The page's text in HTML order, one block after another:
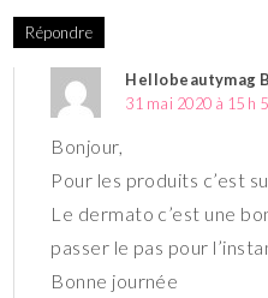
Répondre
Hellobeautymag
31 mai 2020 à 15 h
Bonjour,
Pour les produits c’est
Le dermato c’est une
passer le pas pour
Bonne journée